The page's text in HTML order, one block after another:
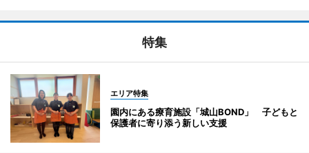
特集
エリア特集
園内にある療育施設「城山BOND」 子どもと
保護者に寄り添う新しい支援